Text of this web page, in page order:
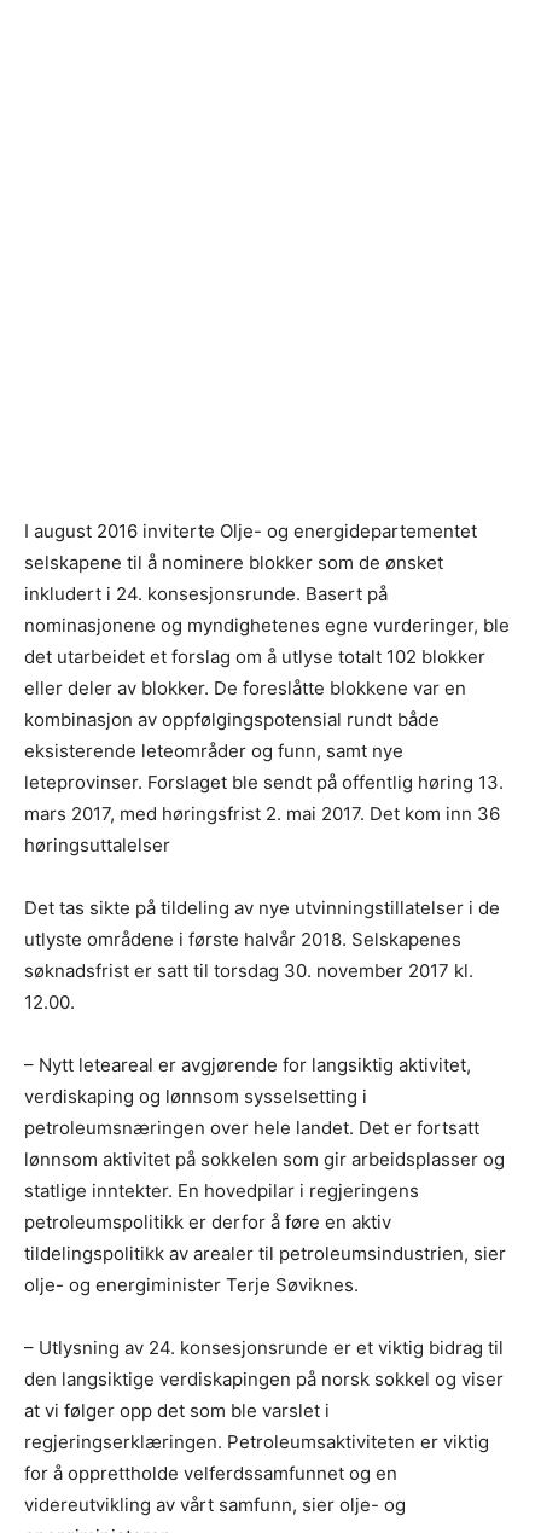
I august 2016 inviterte Olje- og energidepartementet
selskapene til å nominere blokker som de ønsket
inkludert i 24. konsesjonsrunde. Basert på
nominasjonene og myndighetenes egne vurderinger, ble
det utarbeidet et forslag om å utlyse totalt 102 blokker
eller deler av blokker. De foreslåtte blokkene var en
kombinasjon av oppfølgingspotensial rundt både
eksisterende leteområder og funn, samt nye
leteprovinser. Forslaget ble sendt på offentlig høring 13.
mars 2017, med høringsfrist 2. mai 2017. Det kom inn 36
høringsuttalelser
Det tas sikte på tildeling av nye utvinningstillatelser i de
utlyste områdene i første halvår 2018. Selskapenes
søknadsfrist er satt til torsdag 30. november 2017 kl.
12.00.
– Nytt leteareal er avgjørende for langsiktig aktivitet,
verdiskaping og lønnsom sysselsetting i
petroleumsnæringen over hele landet. Det er fortsatt
lønnsom aktivitet på sokkelen som gir arbeidsplasser og
statlige inntekter. En hovedpilar i regjeringens
petroleumspolitikk er derfor å føre en aktiv
tildelingspolitikk av arealer til petroleumsindustrien, sier
olje- og energiminister Terje Søviknes.
– Utlysning av 24. konsesjonsrunde er et viktig bidrag til
den langsiktige verdiskapingen på norsk sokkel og viser
at vi følger opp det som ble varslet i
regjeringserklæringen. Petroleumsaktiviteten er viktig
for å opprettholde velferdssamfunnet og en
videreutvikling av vårt samfunn, sier olje- og